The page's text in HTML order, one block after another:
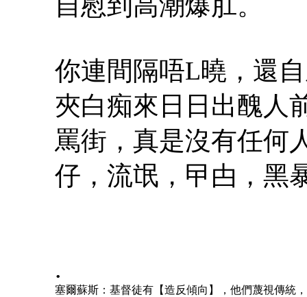
你連間隔唔L曉，還
夾白痴來日日出醜人
罵街，真是沒有任何
仔，流氓，曱甴，黑
.
塞爾蘇斯：基督徒有【造反傾向】，他們蔑視傳統